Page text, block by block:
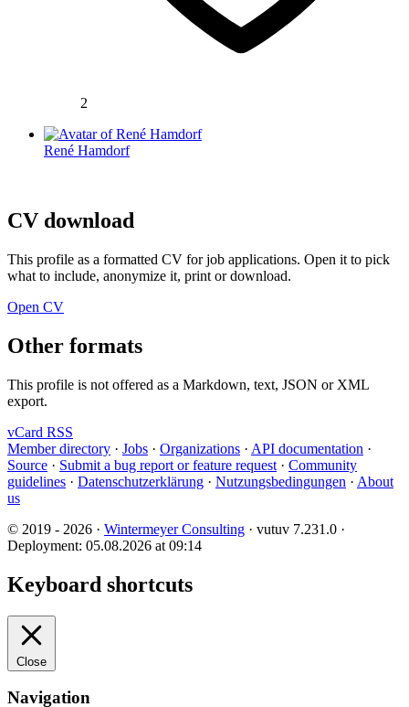
2
René Hamdorf
CV download
This profile as a formatted CV for job applications. Open it to pick
what to include, anonymize it, print or download.
Open CV
Other formats
This profile is not offered as a Markdown, text, JSON or XML
export.
vCard RSS
Member directory · Jobs · Organizations · API documentation ·
Source · Submit a bug report or feature request · Community
guidelines · Datenschutzerklärung · Nutzungsbedingungen · About
us
© 2019 - 2026 · Wintermeyer Consulting · vutuv 7.231.0 ·
Deployment: 05.08.2026 at 09:14
Keyboard shortcuts
Close
Navigation